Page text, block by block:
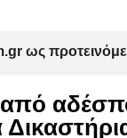
ως